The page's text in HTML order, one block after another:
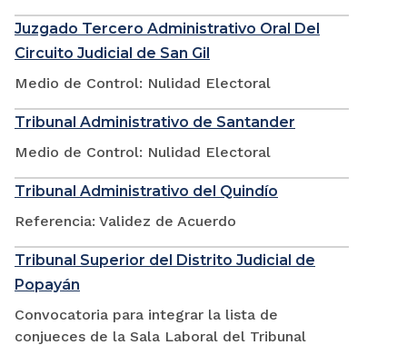
Juzgado Tercero Administrativo Oral Del
Circuito Judicial de San Gil
Medio de Control: Nulidad Electoral
Tribunal Administrativo de Santander
Medio de Control: Nulidad Electoral
Tribunal Administrativo del Quindío
Referencia: Validez de Acuerdo
Tribunal Superior del Distrito Judicial de
Popayán
Convocatoria para integrar la lista de
conjueces de la Sala Laboral del Tribunal